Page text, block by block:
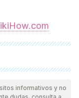
a profundidad por
confiabilidad,
informativos y no